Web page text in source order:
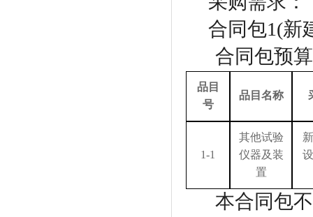
合同包1(新
合同包预
品目
号
品目名称
1-1
其他试验
仪器及装
置
本合同包